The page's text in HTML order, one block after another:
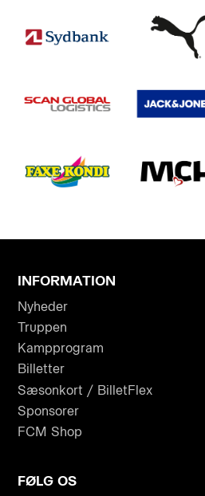
INFORMATION
Nyheder
Truppen
Kampprogram
Billetter
Sæsonkort / BilletFlex
Sponsorer
FCM Shop
FØLG OS